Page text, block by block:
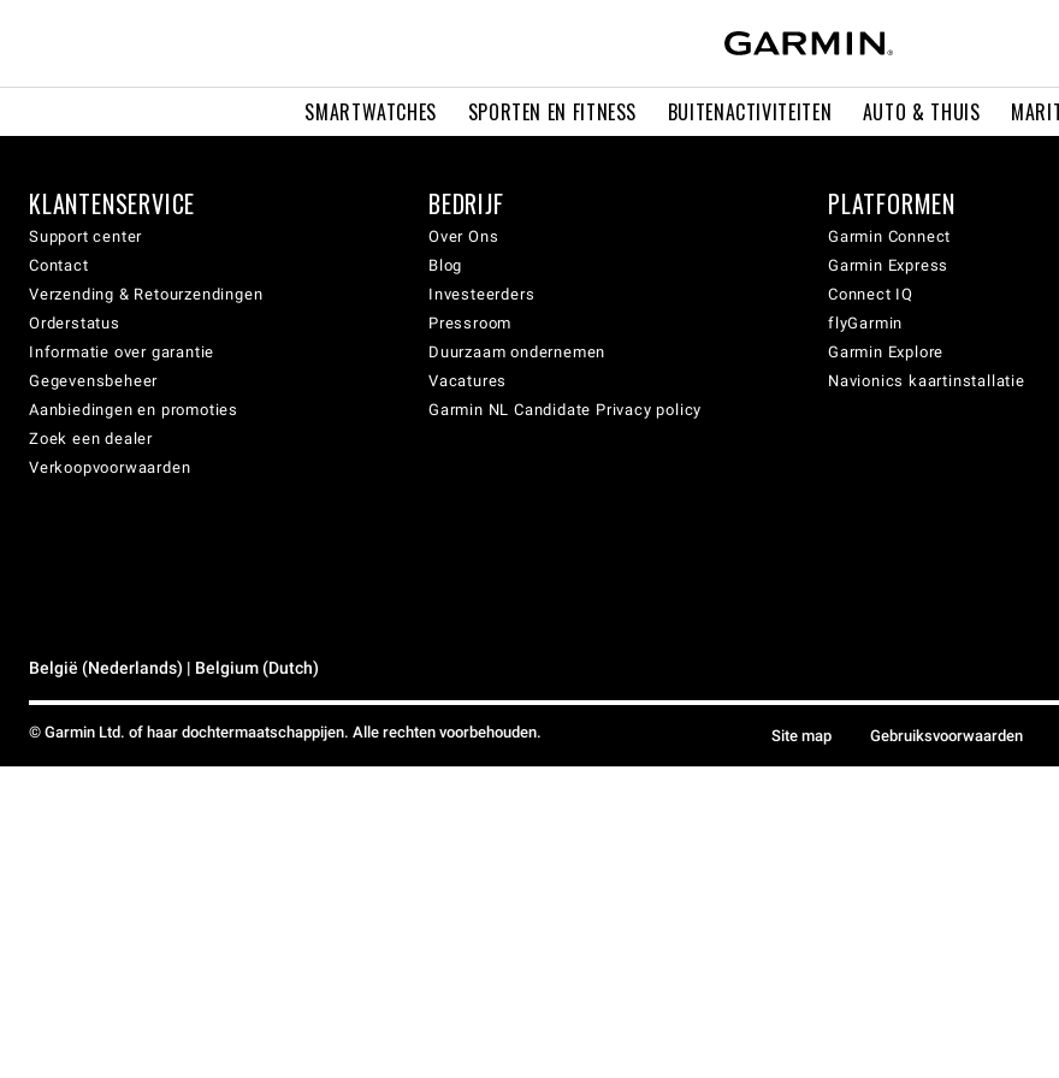
SMARTWATCHES SPORTEN EN FITNESS BUITENACTIVITEITEN AUTO & THUIS
KLANTENSERVICE
Support center
Contact
Verzending & Retourzendingen
Orderstatus
Informatie over garantie
Gegevensbeheer
Aanbiedingen en promoties
Zoek een dealer
Verkoopvoorwaarden
BEDRIJF
Over Ons
Blog
Investeerders
Pressroom
Duurzaam ondernemen
Vacatures
Garmin NL Candidate Privacy policy
PLATFORMEN
Garmin Connect
Garmin Express
Connect IQ
flyGarmin
Garmin Explore
Navionics kaartinstallatie
België (Nederlands) | Belgium (Dutch)
© Garmin Ltd. of haar dochtermaatschappijen. Alle rechten voorbehouden. Site map Gebruiksvoorwaarden